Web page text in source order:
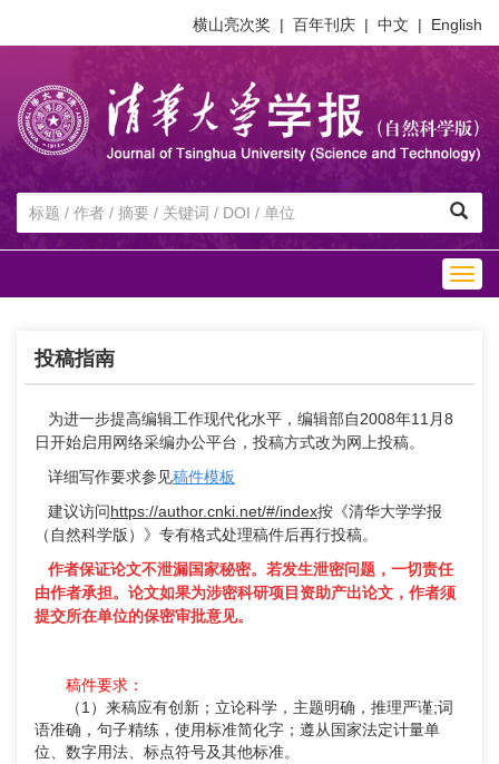
横山亮次奖 | 百年刊庆 | 中文 | English
投稿指南
为进一步提高编辑工作现代化水平，编辑部自2008年11月8
日开始启用网络采编办公平台，投稿方式改为网上投稿。
详细写作要求参见稿件模板
建议访问https://author.cnki.net/#/index按《清华大学学报
（自然科学版）》专有格式处理稿件后再行投稿。
作者保证论文不泄漏国家秘密。若发生泄密问题，一切责任
由作者承担。论文如果为涉密科研项目资助产出论文，作者须
提交所在单位的保密审批意见。
稿件要求：
（1）来稿应有创新；立论科学，主题明确，推理严谨;词
语准确，句子精练，使用标准简化字；遵从国家法定计量单
位、数字用法、标点符号及其他标准。